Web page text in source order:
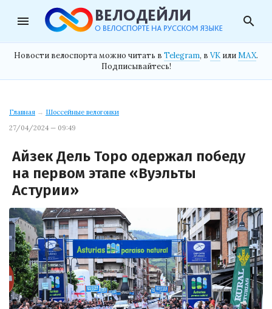
menu search
Новости велоспорта можно читать в Telegram, в VK илиMAX.
Подписывайтесь!
Главная → Шоссейные велогонки
27/04/2024 — 09:49
Айзек Дель Торо одержал победу
на первом этапе «Вуэльты
Астурии»